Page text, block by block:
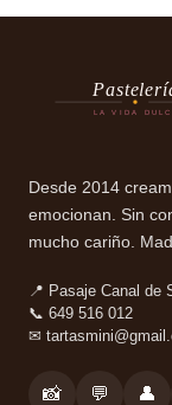
LA VIDA
Desde 2014
emocionan. Sin
mucho cariño.
📍 Pasaje Canal de
📞 649 516 012
✉
📸 💬 👤